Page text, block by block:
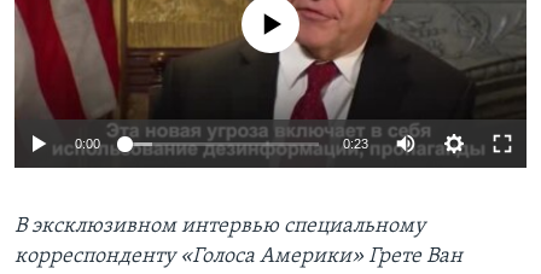
Learning English
СОЦИАЛЬНЫЕ СЕТИ
Языки
No media source currently available
0:00 0:23
В эксклюзивном интервью специальному
корреспонденту «Голоса Америки» Грете Ван